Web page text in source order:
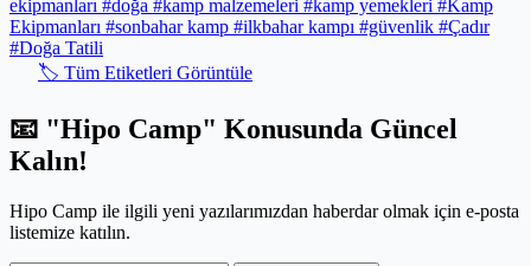
ekipmanları #doğa #kamp malzemeleri #kamp yemekleri #Kamp
Ekipmanları #sonbahar kamp #ilkbahar kampı #güvenlik #Çadır
#Doğa Tatili
🏷️ Tüm Etiketleri Görüntüle
📧 "Hipo Camp" Konusunda Güncel
Kalın!
Hipo Camp ile ilgili yeni yazılarımızdan haberdar olmak için e-posta
listemize katılın.